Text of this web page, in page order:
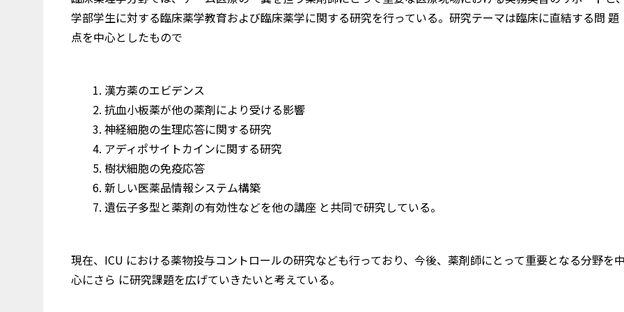
学部学生に対する臨床薬学教育および臨床薬学に関する研究を行っている。研究テーマは臨床に直結する問 題
点を中心としたもので
漢方薬のエビデンス
抗血小板薬が他の薬剤により受ける影響
神経細胞の生理応答に関する研究
アディポサイトカインに関する研究
樹状細胞の免疫応答
新しい医薬品情報システム構築
遺伝子多型と薬剤の有効性などを他の講座 と共同で研究している。
現在、ICU における薬物投与コントロールの研究なども行っており、今後、薬剤師にとって重要となる分野を
心にさら に研究課題を広げていきたいと考えている。